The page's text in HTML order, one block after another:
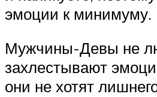
эмоции к минимуму.
Мужчины-Девы не
захлестывают
они не хотят